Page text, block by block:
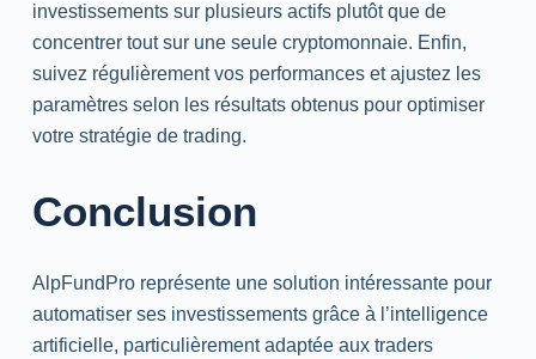
investissements sur plusieurs actifs plutôt que de
concentrer tout sur une seule cryptomonnaie. Enfin,
suivez régulièrement vos performances et ajustez les
paramètres selon les résultats obtenus pour optimiser
votre stratégie de trading.
Conclusion
AlpFundPro représente une solution intéressante pour
automatiser ses investissements grâce à l’intelligence
artificielle, particulièrement adaptée aux traders